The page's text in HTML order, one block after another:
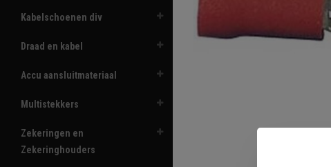
Kabelschoenen div
Draad en kabel
Accu aansluitmateriaal
Multistekkers
Zekeringen en
Zekeringhouders